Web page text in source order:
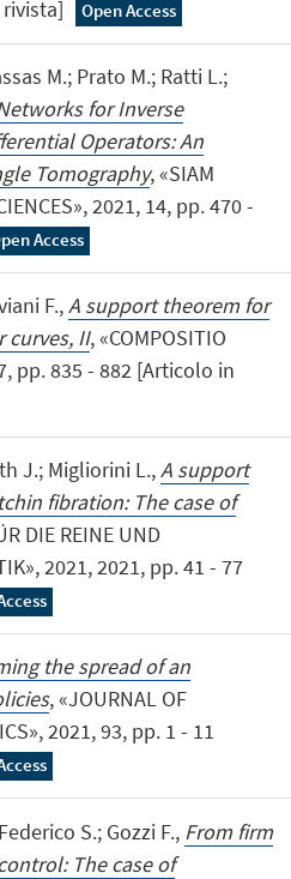
Open Access
M.; Prato M.; Ratti L.;
for Inverse
Operators: An
Tomography, «SIAM
2021, 14, pp. 470 -
Access
F.,A support theorem for
curves, II, «COMPOSITIO
pp. 835 - 882 [Articolo in
J.; Migliorini L.,A support
fibration: The case of
DIE REINE UND
2021, 2021, pp. 41 - 77
the spread of an
, «JOURNAL OF
2021, 93, pp. 1 - 11
S.; Gozzi F., From firm
The case of